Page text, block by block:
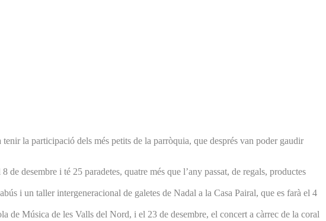
la participació dels més petits de la parròquia, que després van poder gaudir
desembre i té 25 paradetes, quatre més que l’any passat, de regals, productes
i un taller intergeneracional de galetes de Nadal a la Casa Pairal, que es farà el 4
de Música de les Valls del Nord, i el 23 de desembre, el concert a càrrec de la coral